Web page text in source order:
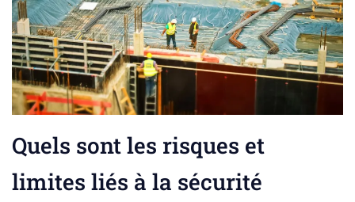
Quels sont les risques et
limites liés à la sécurité